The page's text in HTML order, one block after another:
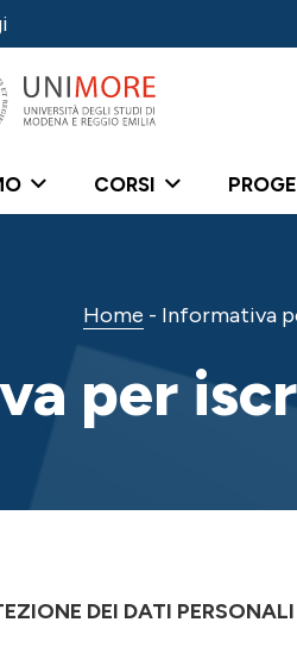
CORSI
Home - Informativa
per
DEI DATI PERSONALI